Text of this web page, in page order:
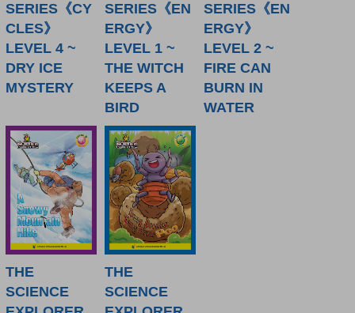
SERIES《CY
CLES》
LEVEL 4 ~
DRY ICE
MYSTERY
SERIES《EN
ERGY》
LEVEL 1 ~
THE WITCH
KEEPS A
BIRD
SERIES《EN
ERGY》
LEVEL 2 ~
FIRE CAN
BURN IN
WATER
THE
SCIENCE
THE
SCIENCE